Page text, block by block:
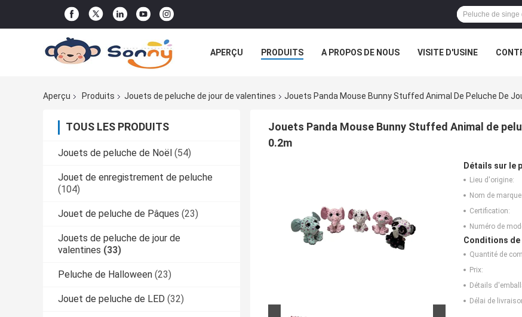
APERÇU PRODUITS A PROPOS DE NOUS VISITE D'USINE
Aperçu
Produits Jouets de peluche de jour de valentines Jouets Panda Mouse Bunny Stuffed Animal De Peluche De
TOUS LES PRODUITS
Jouets de peluche de Noël (54)
Jouet de enregistrement de peluche
(104)
Jouet de peluche de Pâques (23)
Jouets de peluche de jour de
valentines (33)
Peluche de Halloween (23)
Jouet de peluche de LED (32)
Jouets Panda Mouse Bunny Stuffed Animal de
0.2m
Détails sur le
Lieu d'origine:
Nom de marque:
Certification:
Numéro de
Conditions de
Quantité de
Prix:
Détails
Délai de